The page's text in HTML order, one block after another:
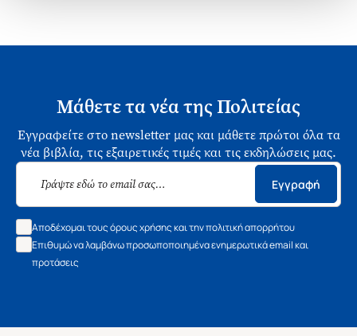
Μάθετε τα νέα της Πολιτείας
Εγγραφείτε στο newsletter μας και μάθετε πρώτοι όλα τα
νέα βιβλία, τις εξαιρετικές τιμές και τις εκδηλώσεις μας.
Εγγραφή
Αποδέχομαι τους όρους χρήσης και την πολιτική απορρήτου
Επιθυμώ να λαμβάνω προσωποποιημένα ενημερωτικά email και
προτάσεις